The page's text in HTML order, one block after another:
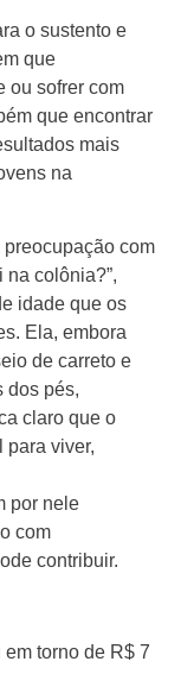
o sustento e
que
ou sofrer com
que encontrar
mais
na
com
na colônia?”,
idade que os
Ela, embora
de carreto e
dos pés,
claro que o
para viver,
por nele
com
contribuir.
torno de R$ 7